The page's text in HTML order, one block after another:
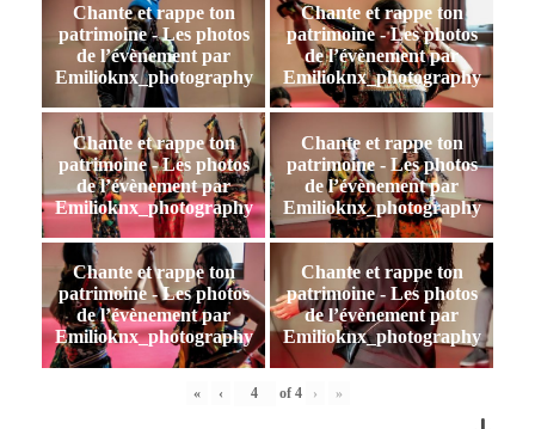
Chante et rappe ton
patrimoine - Les photos
de l’évènement par
Emilioknx_photography
Chante et rappe ton
patrimoine - Les photos
de l’évènement par
Emilioknx_photography
Chante et rappe ton
patrimoine - Les photos
de l’évènement par
Emilioknx_photography
Chante et rappe ton
patrimoine - Les photos
de l’évènement par
Emilioknx_photography
Chante et rappe ton
patrimoine - Les photos
de l’évènement par
Emilioknx_photography
Chante et rappe ton
patrimoine - Les photos
de l’évènement par
Emilioknx_photography
« ‹ of 4 › »